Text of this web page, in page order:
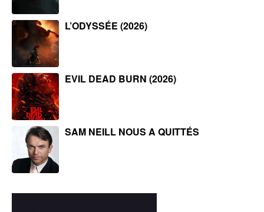
L’ODYSSÉE (2026)
EVIL DEAD BURN (2026)
SAM NEILL NOUS A QUITTÉS